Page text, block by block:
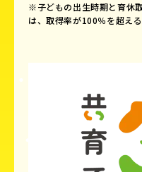
※子どもの出生時期と育休
は、取得率が100％を超える